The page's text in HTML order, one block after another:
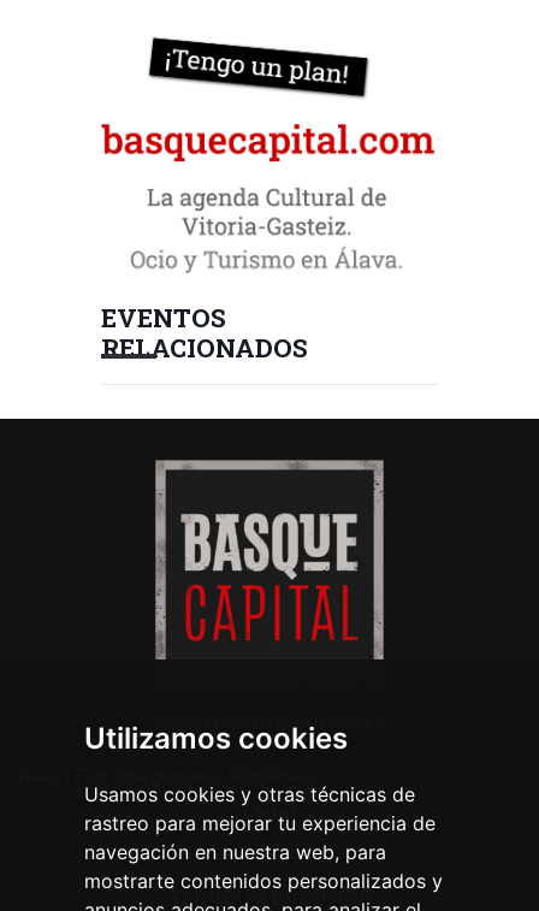
Utilizamos cookies
Usamos cookies y otras técnicas de
rastreo para mejorar tu experiencia de
navegación en nuestra web, para
mostrarte contenidos personalizados y
EVENTOS
RELACIONADOS
Agenda Cultural Vitoria-Gasteiz
Legal
Aviso legal
Política de privacidad